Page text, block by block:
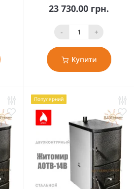
23 730.00 грн.
- +
Купити
Популярний